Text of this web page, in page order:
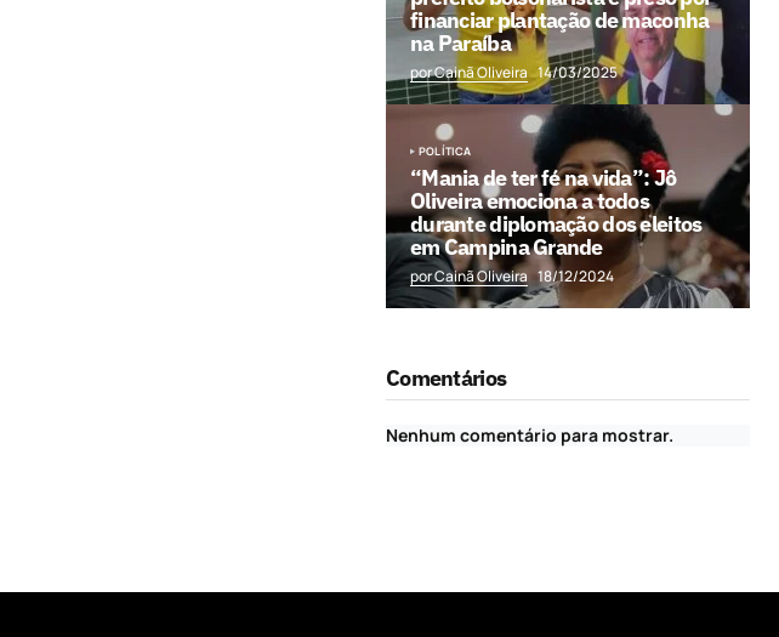
financiar plantação de maconha
na Paraíba
por Cainã Oliveira 14/03/2025
POLÍTICA
“Mania de ter fé na vida”: Jô
Oliveira emociona a todos
durante diplomação dos eleitos
em Campina Grande
por Cainã Oliveira 18/12/2024
Comentários
Nenhum comentário para mostrar.